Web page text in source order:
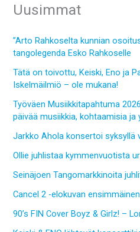
Uusimmat
”Arto Rahkoselta kunnian
tangolegenda Esko Rahkoselle
Tätä on toivottu, Keiski, Eno ja
Iskelmäilmiö – ole mukana!
Työväen Musiikkitapahtuma
päivää musiikkia, kohtaamisia
Jarkko Ahola konsertoi syksyllä
Ollie juhlistaa kymmenvuotista
Seinäjoen Tangomarkkinoita
Cancel 2 -elokuvan
90’s FIN Cover Boyz & Girlz! –